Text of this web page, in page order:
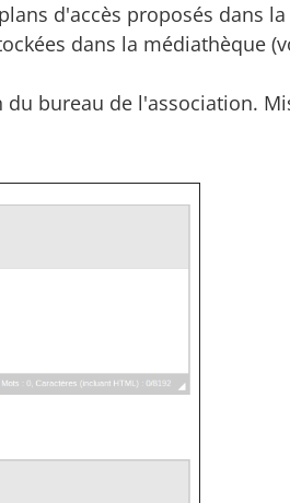
d'accès proposés dans
dans la médiathèque
bureau de l'association.